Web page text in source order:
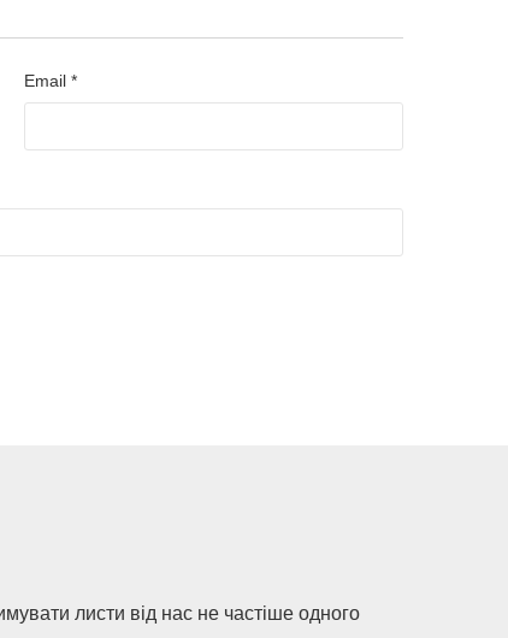
Email *
листи від нас не частіше одного